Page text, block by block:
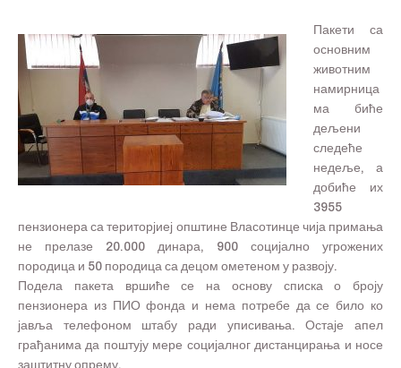
Пакети са
основним
животним
намирница
ма биће
дељени
следеће
недеље, а
добиће их
3955
пензионера са територјиеј општине Власотинце чија примања
не прелазе 20.000 динара, 900 социјално угрожених
породица и 50 породица са децом ометеном у развоју.
Подела пакета вршиће се на основу списка о броју
пензионера из ПИО фонда и нема потребе да се било ко
јавља телефоном штабу ради уписивања. Остаје апел
грађанима да поштују мере социјалног дистанцирања и носе
заштитну опрему.